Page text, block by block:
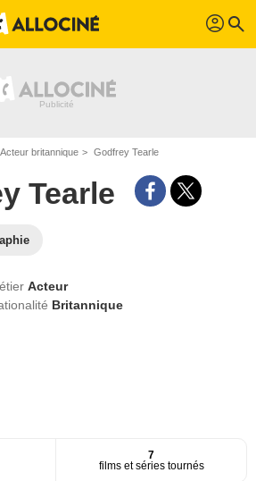
profil search
Acteur britannique Godfrey Tearle
Tearle
Acteur
Britannique
7
films et séries tournés